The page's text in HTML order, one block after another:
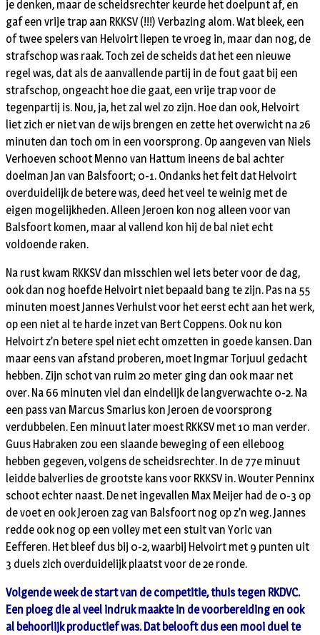
je denken, maar de scheidsrechter keurde het doelpunt af, en
gaf een vrije trap aan RKKSV (!!!) Verbazing alom. Wat bleek, een
of twee spelers van Helvoirt liepen te vroeg in, maar dan nog, de
strafschop was raak. Toch zei de scheids dat het een nieuwe
regel was, dat als de aanvallende partij in de fout gaat bij een
strafschop, ongeacht hoe die gaat, een vrije trap voor de
tegenpartij is. Nou, ja, het zal wel zo zijn. Hoe dan ook, Helvoirt
liet zich er niet van de wijs brengen en zette het overwicht na 26
minuten dan toch om in een voorsprong. Op aangeven van Niels
Verhoeven schoot Menno van Hattum ineens de bal achter
doelman Jan van Balsfoort; 0-1. Ondanks het feit dat Helvoirt
overduidelijk de betere was, deed het veel te weinig met de
eigen mogelijkheden. Alleen Jeroen kon nog alleen voor van
Balsfoort komen, maar al vallend kon hij de bal niet echt
voldoende raken.
Na rust kwam RKKSV dan misschien wel iets beter voor de dag,
ook dan nog hoefde Helvoirt niet bepaald bang te zijn. Pas na 55
minuten moest Jannes Verhulst voor het eerst echt aan het werk,
op een niet al te harde inzet van Bert Coppens. Ook nu kon
Helvoirt z’n betere spel niet echt omzetten in goede kansen. Dan
maar eens van afstand proberen, moet Ingmar Torjuul gedacht
hebben. Zijn schot van ruim 20 meter ging dan ook maar net
over. Na 66 minuten viel dan eindelijk de langverwachte 0-2. Na
een pass van Marcus Smarius kon Jeroen de voorsprong
verdubbelen. Een minuut later moest RKKSV met 10 man verder.
Guus Habraken zou een slaande beweging of een elleboog
hebben gegeven, volgens de scheidsrechter. In de 77e minuut
leidde balverlies de grootste kans voor RKKSV in. Wouter Penninx
schoot echter naast. De net ingevallen Max Meijer had de 0-3 op
de voet en ook Jeroen zag van Balsfoort nog op z’n weg. Jannes
redde ook nog op een volley met een stuit van Yoric van
Eefferen. Het bleef dus bij 0-2, waarbij Helvoirt met 9 punten uit
3 duels zich overduidelijk plaatst voor de 2e ronde.
Volgende week de start van de competitie, thuis tegen RKDVC.
Een ploeg die al veel indruk maakte in de voorbereiding en ook
al behoorlijk productief was. Dat belooft dus een mooi duel te